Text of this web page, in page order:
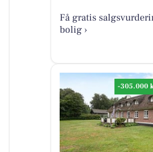
Få gratis
bolig ›
-305.000